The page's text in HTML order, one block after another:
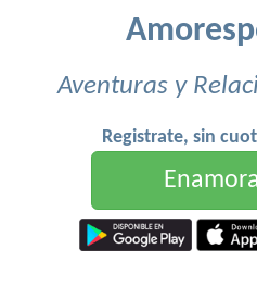
Aventuras y
Registrate, sin